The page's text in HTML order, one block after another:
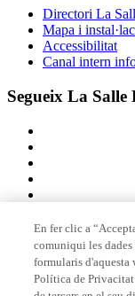
Directori La
Mapa i
Accessibilitat
Canal intern
Segueix La Salle
Membre de
En fer clic a
comuniqui les
formularis d'aquesta
Política de